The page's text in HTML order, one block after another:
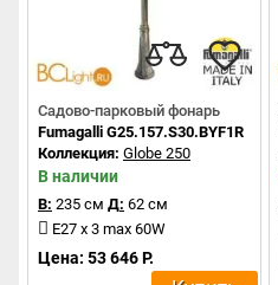
Садово-парковый фонарь
Fumagalli G25.157.S30.BYF1R
Коллекция: Globe 250
В наличии
В: 235 см Д: 62 см
E27 x 3 max 60W
Цена: 53 646 Р.